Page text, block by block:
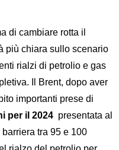
di cambiare rotta il
più chiara sullo scenario
rialzi di petrolio e gas
Il Brent, dopo aver
importanti prese di
per il 2024 presentata al
tra 95 e 100